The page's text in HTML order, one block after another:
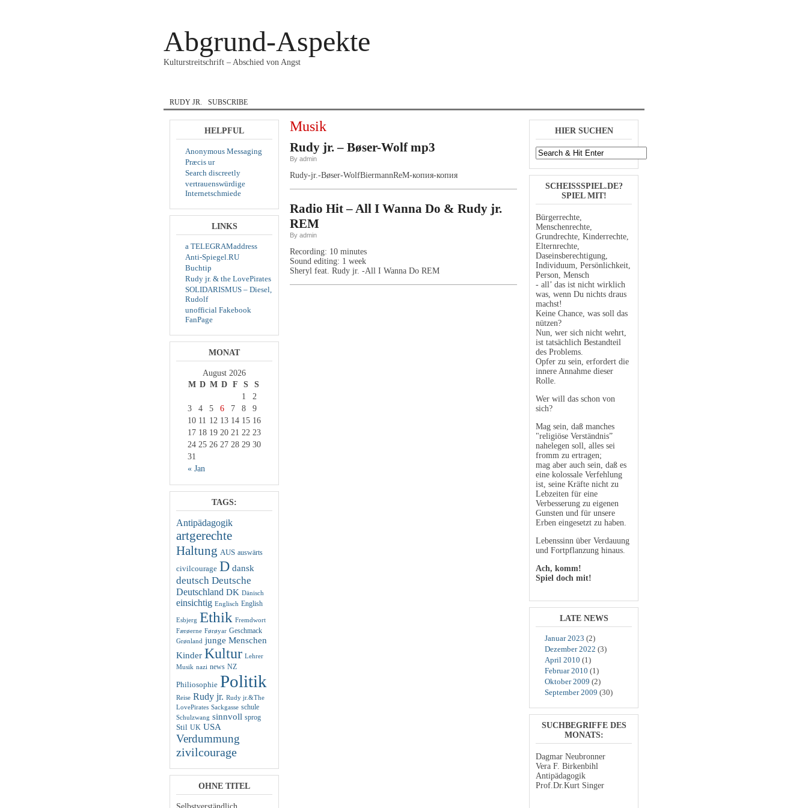
Abgrund-Aspekte
Kulturstreitschrift – Abschied von Angst
RUDY JR. SUBSCRIBE
HELPFUL
Anonymous Messaging
Præcis ur
Search discreetly
vertrauenswürdige
Internetschmiede
LINKS
a TELEGRAMaddress
Anti-Spiegel.RU
Buchtip
Rudy jr. & the LovePirates
SOLIDARISMUS – Diesel,
Rudolf
unofficial Fakebook
FanPage
MONAT
August 2026
M D M D F S S
« Jan
1
2
3
4 5 6 7 8
9
10 11 12 13 14 15 16
17 18 19 20 21 22 23
24 25 26 27 28 29 30
31
TAGS:
Antipädagogik
artgerechte
Haltung AUS auswärts
civilcourage D dansk
deutsch Deutsche
Deutschland DK Dänisch
einsichtig Englisch English
Esbjerg Ethik Fremdwort
Færøerne Førøyar Geschmack
Grønland junge Menschen
Kinder Kultur Lehrer
Musik nazi news NZ
Philiosophie Politik
Reise Rudy jr. Rudy jr.&The
LovePirates Sackgasse schule
Schulzwang sinnvoll sprog
Stil UK USA
Verdummung
zivilcourage
OHNE TITEL
Musik
Rudy jr. – Bøser-Wolf mp3
By admin
Rudy-jr.-Bøser-WolfBiermannReM-копия-копия
Radio Hit – All I Wanna Do & Rudy jr.
REM
By admin
Recording: 10 minutes
Sound editing: 1 week
Sheryl feat. Rudy jr. -All I Wanna Do REM
HIER SUCHEN
SCHEISSSPIEL.DE? S
PIEL MIT!
Bürgerrechte,
Menschenrechte,
Grundrechte, Kinderrechte,
Elternrechte,
Daseinsberechtigung,
Individuum, Persönlichkeit,
Person, Mensch
- all’ das ist nicht wirklich
was, wenn Du nichts draus
machst!
Keine Chance, was soll das
nützen?
Nun, wer sich nicht wehrt,
ist tatsächlich Bestandteil
des Problems.
Opfer zu sein, erfordert die
innere Annahme dieser
Rolle.
Wer will das schon von
sich?
Mag sein, daß manches
"religiöse Verständnis”
nahelegen soll, alles sei
fromm zu ertragen;
mag aber auch sein, daß es
eine kolossale Verfehlung
ist, seine Kräfte nicht zu
Lebzeiten für eine
Verbesserung zu eigenen
Gunsten und für unsere
Erben eingesetzt zu haben.
Lebenssinn über Verdauung
und Fortpflanzung hinaus.
Ach, komm!
Spiel doch mit!
LATE NEWS
Januar 2023 (2)
Dezember 2022 (3)
April 2010 (1)
Februar 2010 (1)
Oktober 2009 (2)
September 2009 (30)
SUCHBEGRIFFE DES
MONATS:
Dagmar Neubronner
Vera F. Birkenbihl
Antipädagogik
Prof.Dr.Kurt Singer